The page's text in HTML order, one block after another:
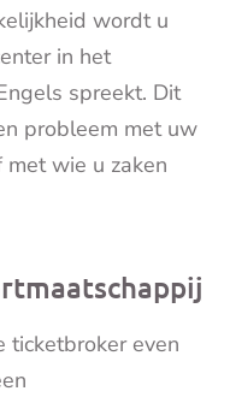
wordt u
in het
spreekt. Dit
probleem met uw
wie u zaken
ticketbroker even